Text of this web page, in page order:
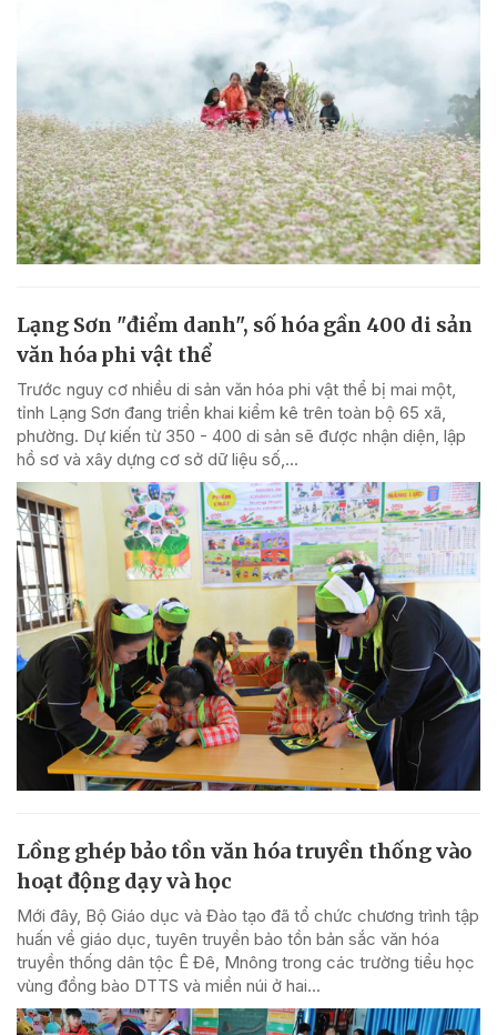
Lạng Sơn "điểm danh", số hóa gần 400 di sản
văn hóa phi vật thể
Trước nguy cơ nhiều di sản văn hóa phi vật thể bị mai một,
tỉnh Lạng Sơn đang triển khai kiểm kê trên toàn bộ 65 xã,
phường. Dự kiến từ 350 - 400 di sản sẽ được nhận diện, lập
hồ sơ và xây dựng cơ sở dữ liệu số,...
Lồng ghép bảo tồn văn hóa truyền thống vào
hoạt động dạy và học
Mới đây, Bộ Giáo dục và Đào tạo đã tổ chức chương trình tập
huấn về giáo dục, tuyên truyền bảo tồn bản sắc văn hóa
truyền thống dân tộc Ê Đê, Mnông trong các trường tiểu học
vùng đồng bào DTTS và miền núi ở hai...